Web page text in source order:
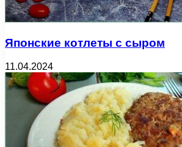
Японские котлеты с сыром
11.04.2024